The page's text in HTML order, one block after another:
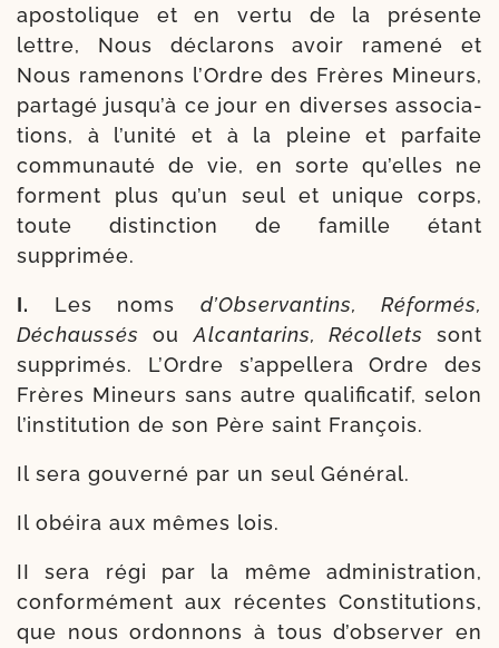
apos­to­lique et en ver­tu de la pré­sente
lettre, Nous décla­rons avoir rame­né et
Nous rame­nons l’Ordre des Frères Mineurs,
par­ta­gé jus­qu’à ce jour en diverses asso­cia­
tions, à l’u­ni­té et à la pleine et par­faite
com­mu­nau­té de vie, en sorte qu’elles ne
forment plus qu’un seul et unique corps,
toute dis­tinc­tion de famille étant
supprimée.
I. Les noms d’Observantins, Réformés,
Déchaussés ouAlcantarins, Récollets sont
sup­pri­més. L’Ordre s’ap­pel­le­ra Ordre des
Frères Mineurs sans autre qua­li­fi­ca­tif, selon
l’ins­ti­tu­tion de son Père saint François.
Il sera gou­ver­né par un seul Général.
Il obéi­ra aux mêmes lois.
II sera régi par la même admi­nis­tra­tion,
confor­mé­ment aux récentes Constitutions,
que nous ordon­nons à tous d’ob­ser­ver en